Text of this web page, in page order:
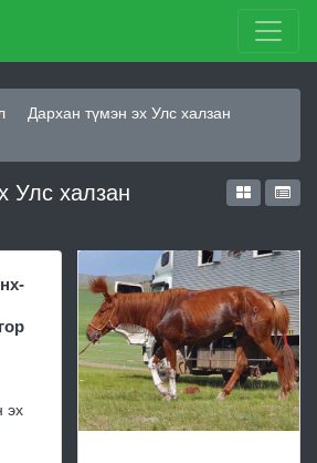
Дархан түмэн эх Улс халзан
Улс халзан
эх